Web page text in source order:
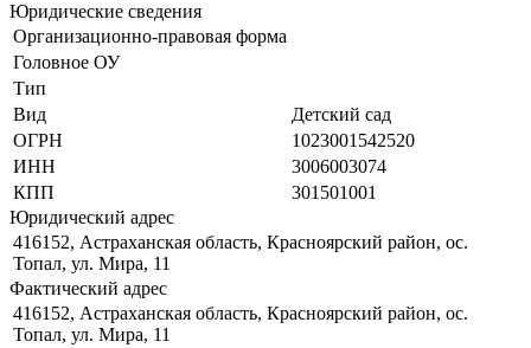
Юридические сведения
Организационно-правовая форма
Головное ОУ
Тип
Вид
Детский сад
ОГРН
1023001542520
ИНН
3006003074
КПП
301501001
Юридический адрес
416152, Астраханская область, Красноярский район, ос.
Топал, ул. Мира, 11
Фактический адрес
416152, Астраханская область, Красноярский район, ос.
Топал, ул. Мира, 11